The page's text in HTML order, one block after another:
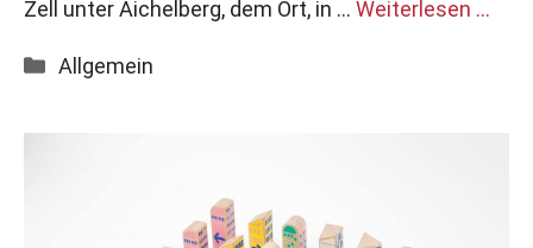
Zell unter Aichelberg, dem Ort, in … Weiterlesen …
Kategorien
Allgemein